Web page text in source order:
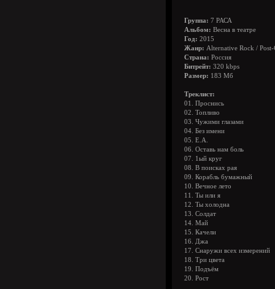
Группа: 7 РАСА
Альбом: Весна в театре
Год: 2015
Жанр: Alternative Rock /
Страна: Россия
Битрейт: 320 kbps
Размер: 183 Мб
Треклист:
01. Проснись
02. Топливо
03. Чужими глазами
04. Без имени
05. Е.А.
06. Оставь нам боль
07. 1ый круг
08. В поисках рая
09. Корабль бумажный
10. Вечное лето
11. Ты или я
12. Ты холодна
13. Солдат
14. Май
15. Качели
16. Джа
17. Снаружи всех измерений
18. Три цвета
19. Подъём
20. Рост